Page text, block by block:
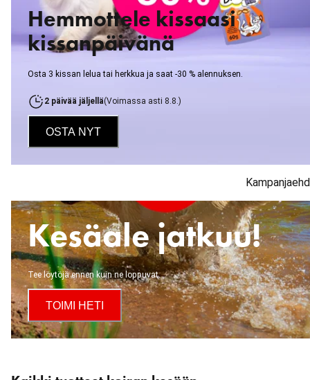
Hemmottele kissaasi
kissanpäivänä
Osta 3 kissan lelua tai herkkua ja saat -30 % alennuksen.
2 päivää jäljellä(Voimassa asti 8.8.)
OSTA NYT
Kesäale jatkuu!
Tee löytöjä ennen kuin ne loppuvat.
TOIMI HETI
karuselli